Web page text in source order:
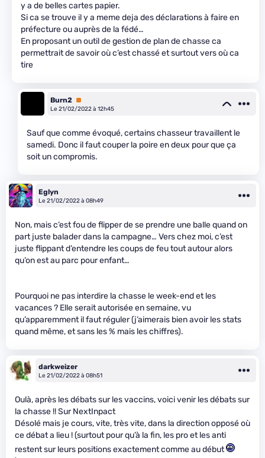
y a de belles cartes papier.
Si ca se trouve il y a meme deja des déclarations à faire en
préfecture ou auprès de la fédé…
En proposant un outil de gestion de plan de chasse ca
permettrait de savoir où c’est chassé et surtout vers où ca
tire
Burn2 Premium
Le 21/02/2022 à 12h45
Sauf que comme évoqué, certains chasseur travaillent le
samedi. Donc il faut couper la poire en deux pour que ça
soit un compromis.
Eglyn
Le 21/02/2022 à 08h49
Non, mais c’est fou de flipper de se prendre une balle quand on
part juste balader dans la campagne… Vers chez moi, c’est
juste flippant d’entendre les coups de feu tout autour alors
qu’on est au parc pour enfant…
Pourquoi ne pas interdire la chasse le week-end et les
vacances ? Elle serait autorisée en semaine, vu
qu’apparemment il faut réguler (j’aimerais bien avoir les stats
quand même, et sans les % mais les chiffres).
darkweizer
Le 21/02/2022 à 08h51
Oulà, après les débats sur les vaccins, voici venir les débats sur
la chasse !! Sur NextInpact
Désolé mais je cours, vite, très vite, dans la direction opposé où
ce débat a lieu ! (surtout pour qu’à la fin, les pro et les anti
restent sur leurs positions exactement comme au début